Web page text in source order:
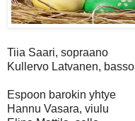
Tiia Saari, sopraano
Kullervo Latvanen, basso
Espoon barokin yhtye
Hannu Vasara, viulu